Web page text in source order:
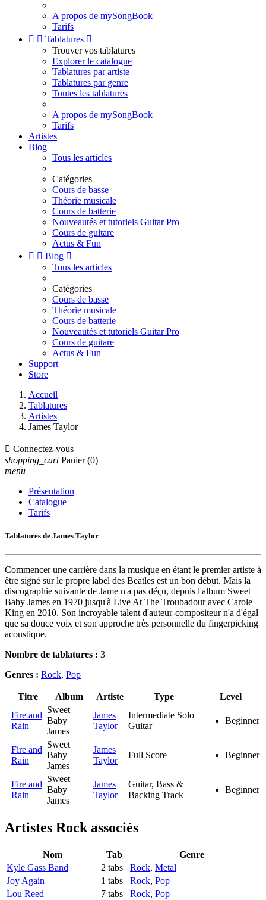
A propos de mySongBook
Tarifs
  Tablatures 
Trouver vos tablatures
Explorer le catalogue
Tablatures par artiste
Tablatures par genre
Toutes les tablatures
A propos de mySongBook
Tarifs
Artistes
Blog
Tous les articles
Catégories
Cours de basse
Théorie musicale
Cours de batterie
Nouveautés et tutoriels Guitar Pro
Cours de guitare
Actus & Fun
  Blog 
Tous les articles
Catégories
Cours de basse
Théorie musicale
Cours de batterie
Nouveautés et tutoriels Guitar Pro
Cours de guitare
Actus & Fun
Support
Store
Accueil
Tablatures
Artistes
James Taylor
 Connectez-vous
shopping_cart Panier (0)
menu
Présentation
Catalogue
Tarifs
Tablatures de James Taylor
Commencer une carrière dans la musique en étant le premier artiste à
être signé sur le propre label des Beatles est un bon début. Mais la
discographie suivante de Jame n'a pas déçu, depuis l'album Sweet
Baby James en 1970 jusqu'à Live At The Troubadour avec Carole
King en 2010. Son incroyable talent d'auteur-compositeur n'a d'égal
que sa douce voix et son approche très personnelle du fingerpicking
acoustique.
Nombre de tablatures : 3
Genres : Rock, Pop
Titre Album Artiste Type
Level
Fire and
Rain
Sweet
Baby
James
James
Taylor
Intermediate Solo
Guitar
Beginner
Fire and
Rain
Sweet
Baby
James
James
Taylor
Full Score Beginner
Fire and
Rain
Sweet
Baby
James
James
Taylor
Guitar, Bass &
Backing Track
Beginner
Artistes Rockassociés
Nom Tab
Genre
Kyle Gass Band
2 tabs Rock, Metal
Joy Again
1 tabs Rock, Pop
Lou Reed
7 tabs Rock, Pop